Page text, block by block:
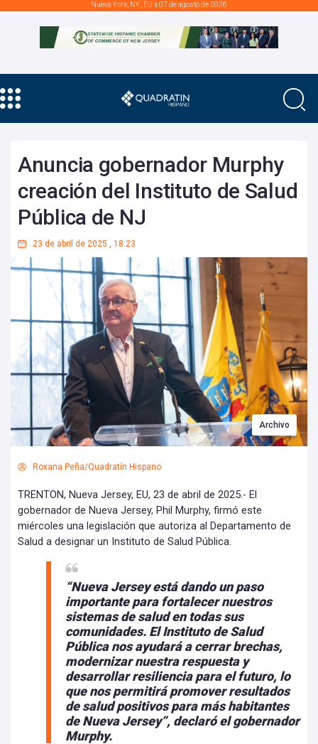
Nueva York, NY., EU a 07 de agosto de 2026
Anuncia gobernador Murphy
creación del Instituto de Salud
Pública de NJ
23 de abril de 2025 , 18:23
Archivo
Roxana Peña/Quadratín Hispano
TRENTON, Nueva Jersey, EU, 23 de abril de 2025.- El
gobernador de Nueva Jersey, Phil Murphy, firmó este
miércoles una legislación que autoriza al Departamento de
Salud a designar un Instituto de Salud Pública.
“Nueva Jersey está dando un paso
importante para fortalecer nuestros
sistemas de salud en todas sus
comunidades. El Instituto de Salud
Pública nos ayudará a cerrar brechas,
modernizar nuestra respuesta y
desarrollar resiliencia para el futuro, lo
que nos permitirá promover resultados
de salud positivos para más habitantes
de Nueva Jersey”, declaró el gobernador
Murphy.